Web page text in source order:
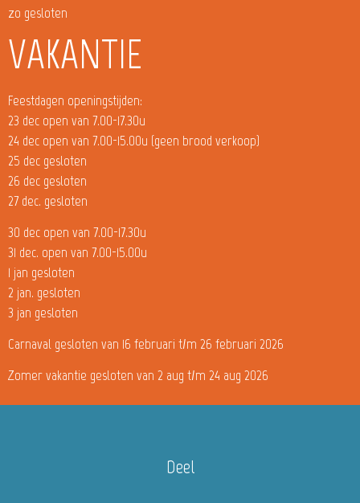
zo gesloten
VAKANTIE
Feestdagen openingstijden:
23 dec open van 7.00-17.30u
24 dec open van 7.00-15.00u (geen brood verkoop)
25 dec gesloten
26 dec gesloten
27 dec. gesloten
30 dec open van 7.00-17.30u
31 dec. open van 7.00-15.00u
1 jan gesloten
2 jan. gesloten
3 jan gesloten
Carnaval gesloten van 16 februari t/m 26 februari 2026
Zomer vakantie gesloten van 2 aug t/m 24 aug 2026
Deel